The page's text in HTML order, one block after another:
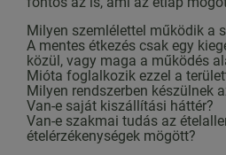
Milyen szemlélettel működik a
A mentes étkezés csak egy
közül, vagy maga a működés
Mióta foglalkozik ezzel a
Milyen rendszerben készülnek
Van-e saját kiszállítási háttér?
Van-e szakmai tudás az
ételérzékenységek mögött?